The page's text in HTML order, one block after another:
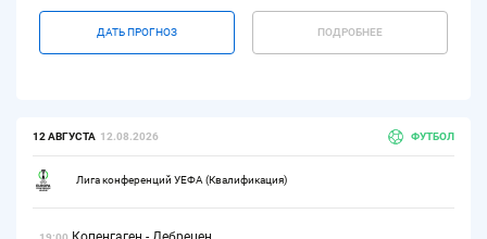
ДАТЬ ПРОГНОЗ ПОДРОБНЕЕ
12 АВГУСТА 12.08.2026 ФУТБОЛ
Лига конференций УЕФА (Квалификация)